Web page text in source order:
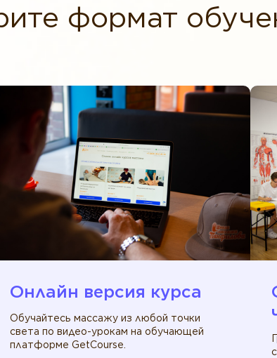
формат
Онлайн версия курса
Обучайтесь массажу из любой точки
света по видео-урокам на обучающей
платформе GetCourse.